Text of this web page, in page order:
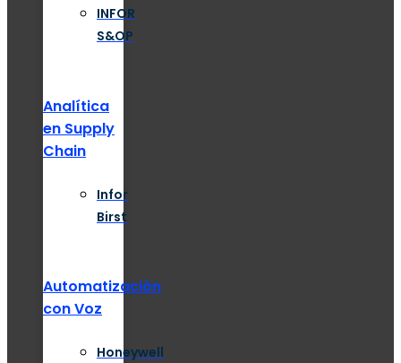
INFOR
S&OP
Analítica
en Supply
Chain
Infor
Birst
Automatización
con Voz
Honeywell